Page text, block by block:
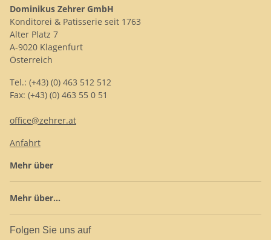
Dominikus Zehrer GmbH
Konditorei & Patisserie seit 1763
Alter Platz 7
A-9020 Klagenfurt
Österreich
Tel.: (+43) (0) 463 512 512
Fax: (+43) (0) 463 55 0 51
office@zehrer.at
Anfahrt
Mehr über
Mehr über...
Folgen Sie uns auf